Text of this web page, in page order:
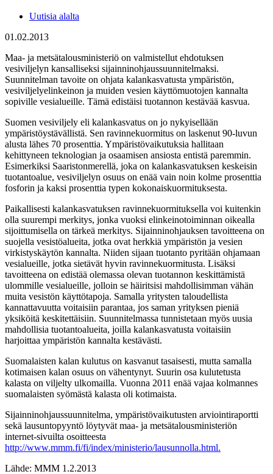
Uutisia alalta
01.02.2013
Maa- ja metsätalousministeriö on valmistellut ehdotuksen
vesiviljelyn kansalliseksi sijainninohjaussuunnitelmaksi.
Suunnitelman tavoite on ohjata kalankasvatusta ympäristön,
vesiviljelyelinkeinon ja muiden vesien käyttömuotojen kannalta
sopiville vesialueille. Tämä edistäisi tuotannon kestävää kasvua.
Suomen vesiviljely eli kalankasvatus on jo nykyisellään
ympäristöystävällistä. Sen ravinnekuormitus on laskenut 90-luvun
alusta lähes 70 prosenttia. Ympäristövaikutuksia hallitaan
kehittyneen teknologian ja osaamisen ansiosta entistä paremmin.
Esimerkiksi Saaristonmerellä, joka on kalankasvatuksen keskeisin
tuotantoalue, vesiviljelyn osuus on enää vain noin kolme prosenttia
fosforin ja kaksi prosenttia typen kokonaiskuormituksesta.
Paikallisesti kalankasvatuksen ravinnekuormituksella voi kuitenkin
olla suurempi merkitys, jonka vuoksi elinkeinotoiminnan oikealla
sijoittumisella on tärkeä merkitys. Sijainninohjauksen tavoitteena on
suojella vesistöalueita, jotka ovat herkkiä ympäristön ja vesien
virkistyskäytön kannalta. Niiden sijaan tuotanto pyritään ohjamaan
vesialueille, jotka sietävät hyvin ravinnekuormitusta. Lisäksi
tavoitteena on edistää olemassa olevan tuotannon keskittämistä
ulommille vesialueille, jolloin se häiritsisi mahdollisimman vähän
muita vesistön käyttötapoja. Samalla yritysten taloudellista
kannattavuutta voitaisiin parantaa, jos saman yrityksen pieniä
yksiköitä keskitettäisiin. Suunnitelmassa tunnistetaan myös uusia
mahdollisia tuotantoalueita, joilla kalankasvatusta voitaisiin
harjoittaa ympäristön kannalta kestävästi.
Suomalaisten kalan kulutus on kasvanut tasaisesti, mutta samalla
kotimaisen kalan osuus on vähentynyt. Suurin osa kulutetusta
kalasta on viljelty ulkomailla. Vuonna 2011 enää vajaa kolmannes
suomalaisten syömästä kalasta oli kotimaista.
Sijainninohjaussuunnitelma, ympäristövaikutusten arviointiraportti
sekä lausuntopyyntö löytyvät maa- ja metsätalousministeriön
internet-sivuilta osoitteesta
http://www.mmm.fi/fi/index/ministerio/lausunnolla.html.
Lähde: MMM 1.2.2013